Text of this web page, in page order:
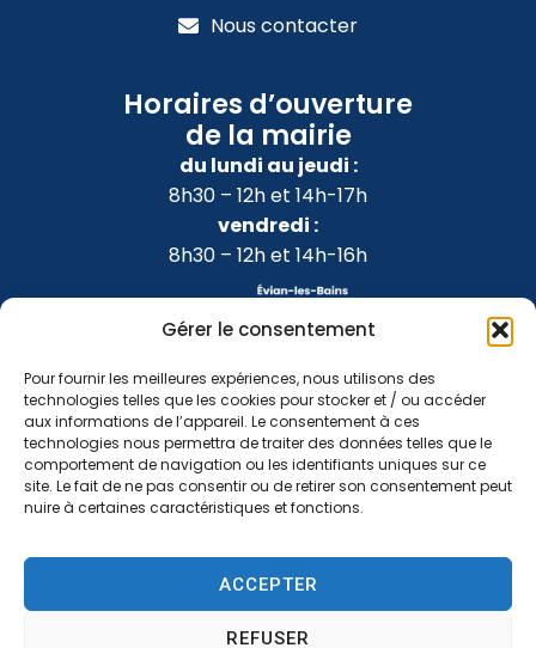
Gérer le consentement
Pour fournir les meilleures expériences, nous utilisons des
technologies telles que les cookies pour stocker et / ou accéder
aux informations de l’appareil. Le consentement à ces
technologies nous permettra de traiter des données telles que le
comportement de navigation ou les identifiants uniques sur ce
site. Le fait de ne pas consentir ou de retirer son consentement peut
nuire à certaines caractéristiques et fonctions.
ACCEPTER
REFUSER
Nous contacter
Horaires d’ouverture
de la mairie
du lundi au jeudi :
8h30 – 12h et 14h-17h
vendredi :
8h30 – 12h et 14h-16h
Confidentialité